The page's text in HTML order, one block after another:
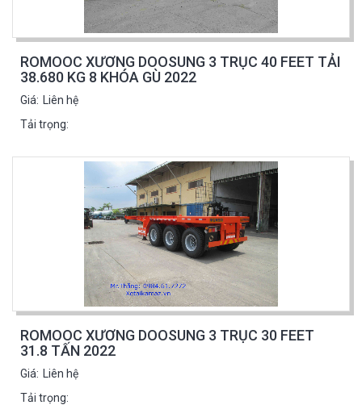
ROMOOC XƯƠNG DOOSUNG 3 TRỤC 40 FEET TẢI
38.680 KG 8 KHÓA GÙ 2022
Giá:
Liên hệ
Tải trọng:
ROMOOC XƯƠNG DOOSUNG 3 TRỤC 30 FEET
31.8 TẤN 2022
Giá:
Liên hệ
Tải trọng: